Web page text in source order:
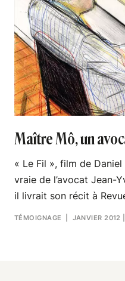
Maître Mô, un
« Le Fil », film de Daniel
vraie de l’avocat Jean-
il livrait son récit à
TÉMOIGNAGE | JANVIER 2012